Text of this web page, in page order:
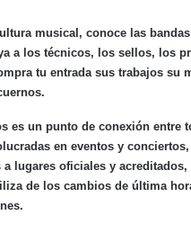
musical, conoce las
a los técnicos, los sellos, los
tu entrada sus trabajos su
es un punto de conexión entre
en eventos y
a lugares oficiales y acreditados,
de los cambios de última